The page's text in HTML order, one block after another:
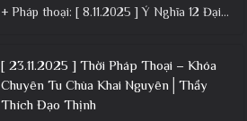
+ Pháp thoại: [ 8.11.2025 ] Ý Nghĩa 12 Đại Nguyện Của Bồ Tát Quán Âm – Vía 19/9 Â.L│Thầy
[ 23.11.2025 ] Thời Pháp Thoại – Khóa
Chuyên Tu Chùa Khai Nguyên│Thầy
Thích Đạo Thịnh